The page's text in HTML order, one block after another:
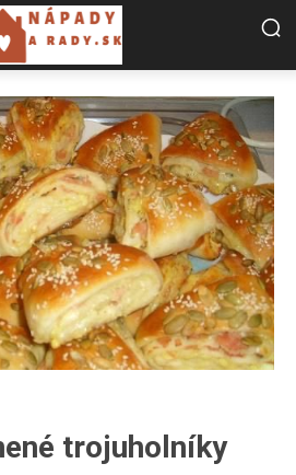
trojuholníky